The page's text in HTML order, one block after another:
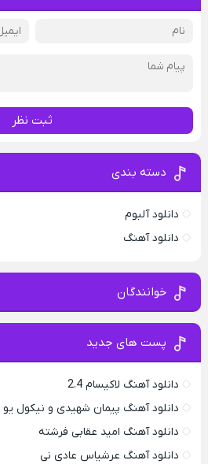
ثبت نظر
دسته بندی
دانلود آلبوم
دانلود آهنگ
خوانندگان
پست های جدید
دانلود آهنگ لاکیسام 2.4
دانلود آهنگ پیمان شهیدی و نیکول یو
دانلود آهنگ امید عقابی فرشته
دانلود آهنگ عرشیاس عادی نی